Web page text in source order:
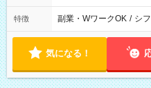
特徴 副業・WワークOK / シ
気になる！